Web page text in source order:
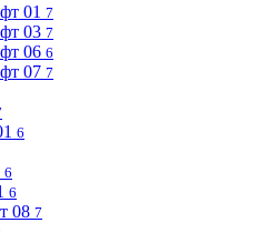
01 7
03 7
06 6
07 7
6
6
6
08 7